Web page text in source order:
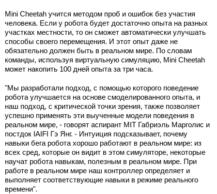
Mini Cheetah учится методом проб и ошибок без участия
человека. Если у робота будет достаточно опыта на разных
участках местности, то он сможет автоматически улучшать
способы своего перемещения. И этот опыт даже не
обязательно должен быть в реальном мире. По словам
команды, используя виртуальную симуляцию, Mini Cheetah
может накопить 100 дней опыта за три часа.
"Мы разработали подход, с помощью которого поведение
робота улучшается на основе смоделированного опыта, и
наш подход, с критической точки зрения, также позволяет
успешно применять эти выученные модели поведения в
реальном мире, - говорят аспирант MIT Габриэль Марголис и
постдок IAIFI Гэ Янг. - Интуиция подсказывает, почему
навыки бега робота хорошо работают в реальном мире: из
всех сред, которые он видит в этом симуляторе, некоторые
научат робота навыкам, полезным в реальном мире. При
работе в реальном мире наш контроллер определяет и
выполняет соответствующие навыки в режиме реального
времени".